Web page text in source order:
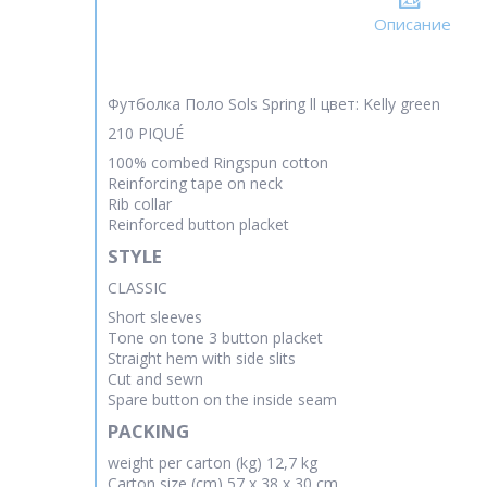
Описание
Футболка Поло Sols Spring ll цвет: Kelly green
210 PIQUÉ
100% combed Ringspun cotton
Reinforcing tape on neck
Rib collar
Reinforced button placket
STYLE
CLASSIC
Short sleeves
Tone on tone 3 button placket
Straight hem with side slits
Cut and sewn
Spare button on the inside seam
PACKING
weight per carton (kg) 12,7 kg